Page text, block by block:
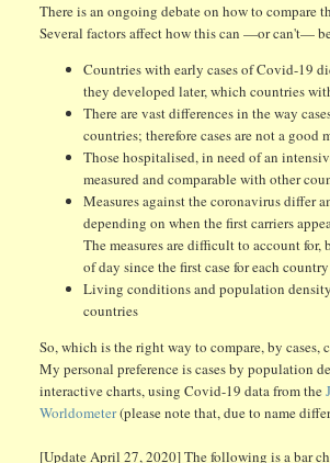
There is an ongoing debate on how to compare
Several factors affect how this can —or can't—
Countries with early cases of Covid-19
they developed later, which countries
There are vast differences in the way
countries; therefore cases are not a good
Those hospitalised, in need of an
measured and comparable with other
Measures against the coronavirus differ
depending on when the first carriers
The measures are difficult to account for,
of day since the first case for each
Living conditions and population
countries
So, which is the right way to compare, by cases,
My personal preference is cases by population
interactive charts, using Covid-19 data from the
Worldometer(please note that, due to name
[Update April 27, 2020] The following is a bar